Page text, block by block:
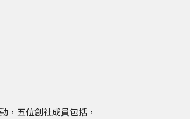
五位創社成員包括，